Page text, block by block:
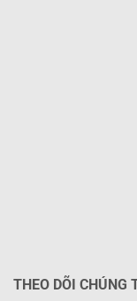
THEO DÕI CHÚNG